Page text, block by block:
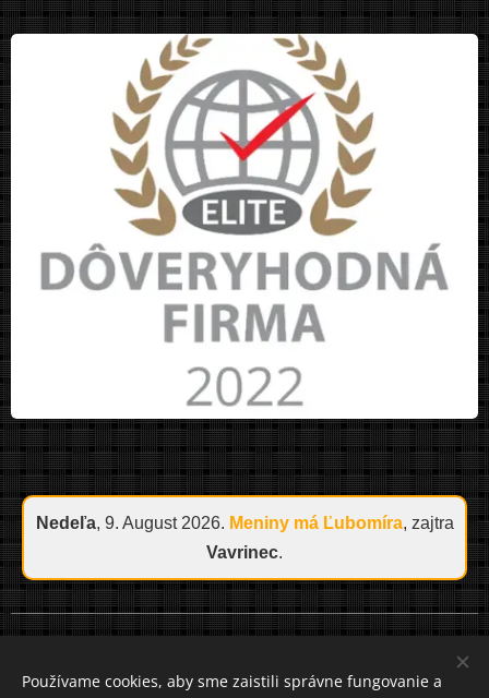
Nedeľa, 9. August 2026. Meniny má Ľubomíra, zajtra
Vavrinec.
Cookies
Používame cookies, aby sme zaistili správne fungovanie a